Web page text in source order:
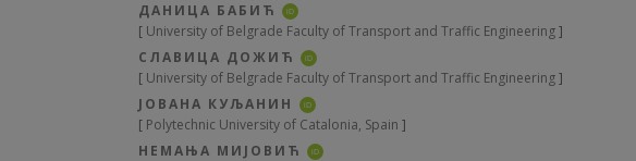
ДАНИЦА БАБИЋ
iD
[ University of Belgrade Faculty of Transport and Traffic Engineering]
СЛАВИЦА ДОЖИЋ
iD
[ University of Belgrade Faculty of Transport and Traffic Engineering]
ЈОВАНА КУЉАНИН
iD
[ Polytechnic University of Catalonia, Spain ]
НЕМАЊА МИЈОВИЋ
iD